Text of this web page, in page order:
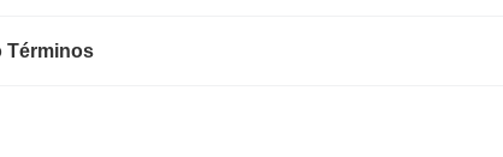
Términos